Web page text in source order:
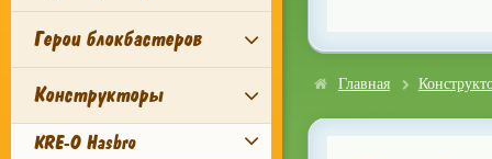
Герои блокбастеров
Конструкторы
KRE-O Hasbro
Главная